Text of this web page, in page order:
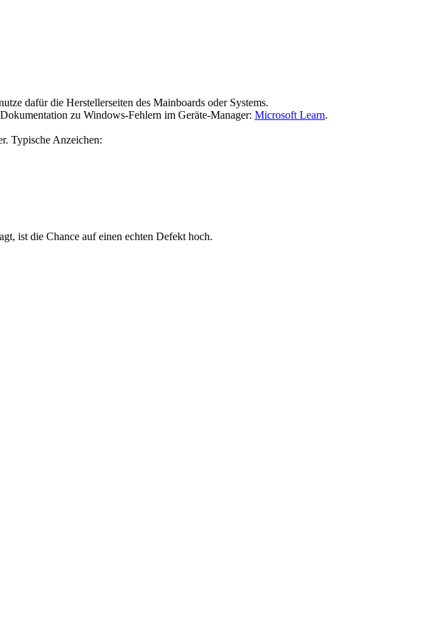
dafür die Herstellerseiten des Mainboards oder Systems.
zu Windows-Fehlern im Geräte-Manager: Microsoft Learn.
Typische Anzeichen:
ist die Chance auf einen echten Defekt hoch.